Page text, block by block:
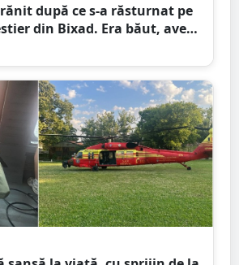
rănit după ce s-a răsturnat pe
din Bixad. Era băut, avea
iar vehiculul nu era